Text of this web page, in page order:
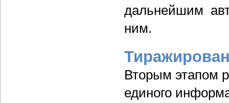
дальнейшим
ним.
Вторым этапом
единого